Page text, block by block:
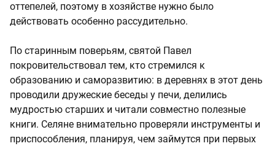
оттепелей, поэтому в хозяйстве нужно было
действовать особенно рассудительно.
По старинным поверьям, святой Павел
покровительствовал тем, кто стремился к
образованию и саморазвитию: в деревнях в этот день
проводили дружеские беседы у печи, делились
мудростью старших и читали совместно полезные
книги. Селяне внимательно проверяли инструменты и
приспособления, планируя, чем займутся при первых